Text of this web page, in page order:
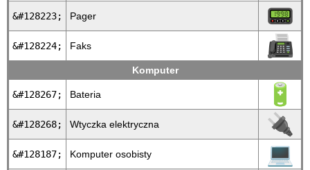
&#128223; Pager 📟
&#128224; Faks 📠
Komputer
&#128267; Bateria 🔋
&#128268; Wtyczka elektryczna 🔌
&#128187; Komputer osobisty 💻